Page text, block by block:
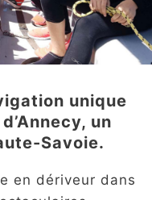
unique
un
Savoie.
en dériveur dans